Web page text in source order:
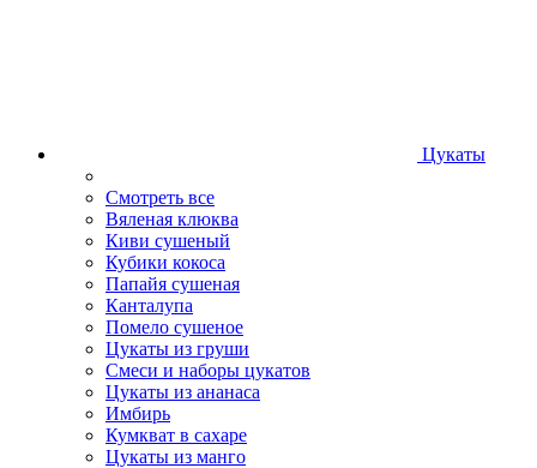
Цукаты
Смотреть все
Вяленая клюква
Киви сушеный
Кубики кокоса
Папайя сушеная
Канталупа
Помело сушеное
Цукаты из груши
Смеси и наборы цукатов
Цукаты из ананаса
Имбирь
Кумкват в сахаре
Цукаты из манго